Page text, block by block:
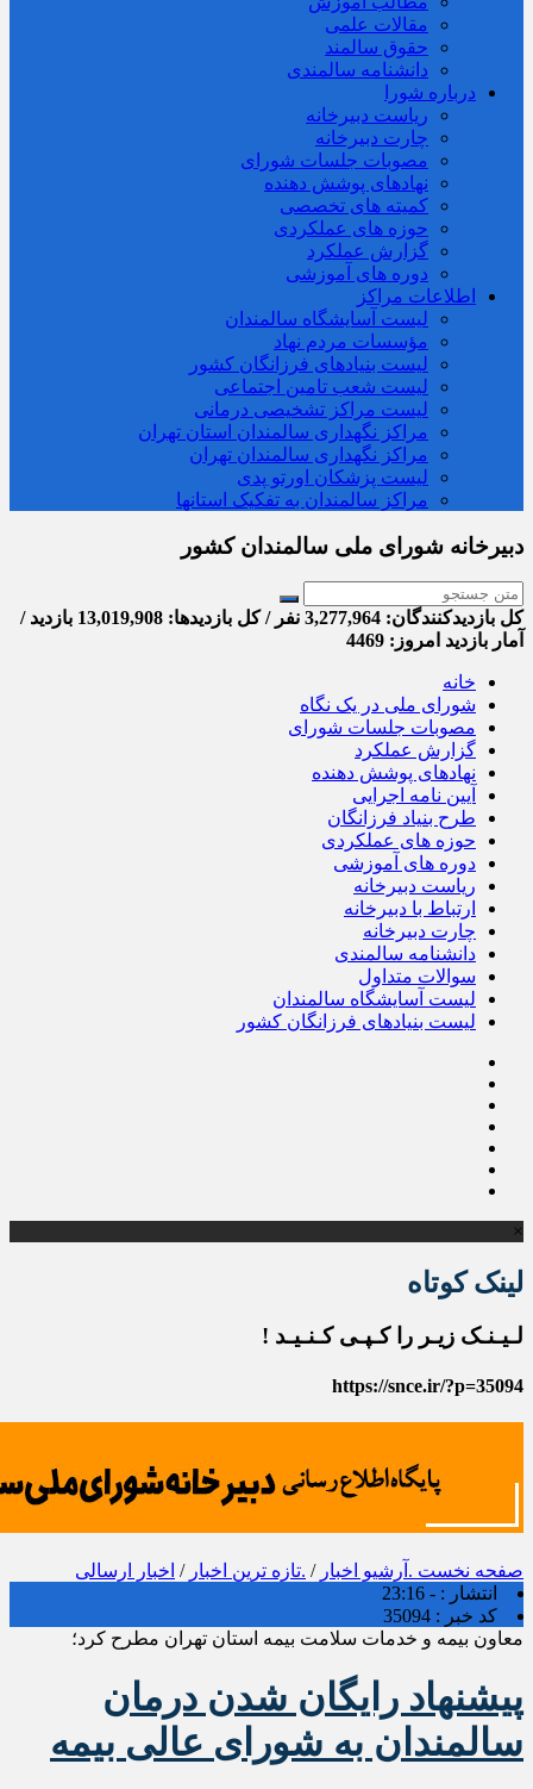
مقالات علمی
حقوق سالمند
دانشنامه سالمندی
درباره شورا
ریاست دبیرخانه
چارت دبیرخانه
مصوبات جلسات شورای
نهادهای پوشش دهنده
کمیته های تخصصی
حوزه های عملکردی
گزارش عملکرد
دوره های آموزشی
اطلاعات مراکز
لیست آسایشگاه سالمندان
مؤسسات مردم نهاد
لیست بنیادهای فرزانگان کشور
لیست شعب تامین اجتماعی
لیست مراکز تشخیصی درمانی
مراکز نگهداری سالمندان استان تهران
مراکز نگهداری سالمندان تهران
لیست پزشکان اورتو پدی
مراکز سالمندان به تفکیک استانها
دبیرخانه شورای ملی سالمندان کشور
کل بازدیدکنند‌گان: 3,277,964 نفر / کل بازدیدها: 13,019,908 بازدید /
آمار بازدید امروز: 4469
خانه
شورای ملی در یک نگاه
مصوبات جلسات شورای
گزارش عملکرد
نهادهای پوشش دهنده
آیین نامه اجرایی
طرح بنیاد فرزانگان
حوزه های عملکردی
دوره های آموزشی
ریاست دبیرخانه
ارتباط با دبیرخانه
چارت دبیرخانه
دانشنامه سالمندی
سوالات متداول
لیست آسایشگاه سالمندان
لیست بنیادهای فرزانگان کشور
×
لینک کوتاه
لـیـنـک زیـر را کـپـی کـنـیـد !
https://snce.ir/?p=35094
صفحه نخست .آرشیو اخبار / .تازه ترین اخبار / اخبار ارسالی
انتشار : - 23:16
کد خبر : 35094
معاون بیمه و خدمات سلامت بیمه استان تهران مطرح کرد؛
پیشنهاد رایگان شدن درمان
سالمندان به شورای عالی بیمه